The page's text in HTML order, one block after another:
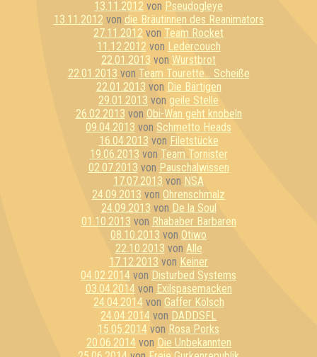
13.11.2012 von Pseudogleye
13.11.2012 von die Bräutinnen des Reanimators
27.11.2012 von Team Rocket
11.12.2012 von Ledercouch
22.01.2013 von Wurstbrot
22.01.2013 von Team Tourette... Scheiße
22.01.2013 von Die Bärtigen
29.01.2013 von geile Stelle
26.02.2013 von Obi-Wan geht knobeln
09.04.2013 von Schmetto Heads
16.04.2013 von Filetstücke
19.06.2013 von Team Tornister
02.07.2013 von Pauschalwissen
17.07.2013 von NSA
24.09.2013 von Ohrenschmalz
24.09.2013 von De la Soul
01.10.2013 von Rhababer Barbaren
08.10.2013 von Otiwo
22.10.2013 von Alle
17.12.2013 von Keiner
04.02.2014 von Disturbed Systems
03.04.2014von Exilspasemacken
24.04.2014von Gaffer Kölsch
24.04.2014 von DADDSFL
15.05.2014 von Rosa Porks
20.06.2014von Die Unbekannten